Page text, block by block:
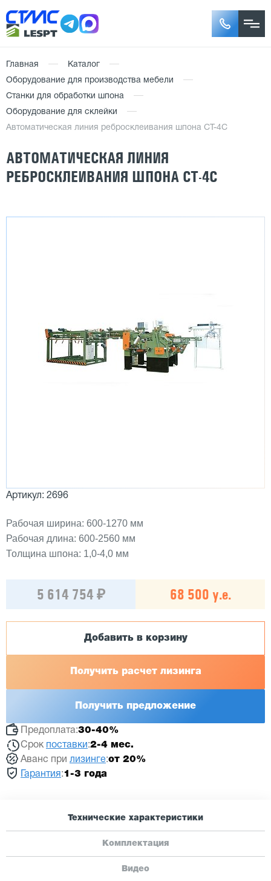
Главная
Каталог
Оборудование для производства мебели
Станки для обработки шпона
Оборудование для склейки
Автоматическая линия ребросклеивания шпона CT-4C
АВТОМАТИЧЕСКАЯ ЛИНИЯ
РЕБРОСКЛЕИВАНИЯ ШПОНА CT-4C
Артикул: 2696
Рабочая ширина: 600-1270 мм
Рабочая длина: 600-2560 мм
Толщина шпона: 1,0-4,0 мм
5 614 754 ₽ 68 500 у.е.
Добавить в корзину
Получить расчет лизинга
Получить предложение
Предоплата:30-40%
Срок поставки :2-4 мес.
Аванс при лизинге:от 20%
Гарантия :1-3 года
Технические характеристики
Комплектация
Видео